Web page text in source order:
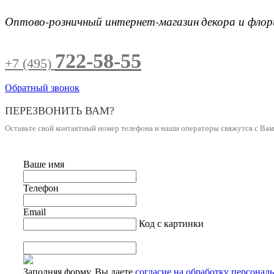
Оптово-розничный интернет-магазиндекора и
+7 (495) 722-58-55
Обратный звонок
ПЕРЕЗВОНИТЬ ВАМ?
Оставьте свой контактный номер телефона и наши операторы свяжутся с
Ваше имя
Телефон
Email
Код с картинки
Заполняя форму, Вы даете согласие на обработку